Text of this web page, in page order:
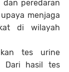
peredaran
menjaga
di wilayah
tes urine
Dari hasil tes